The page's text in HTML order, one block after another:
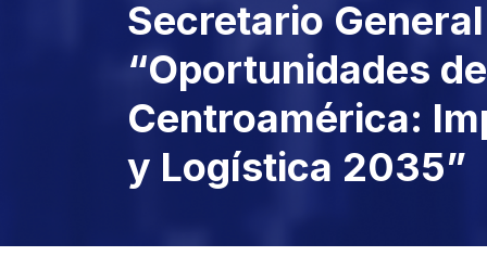
Secretario
“Oportunidades
Centroamérica:
y Logística 2035”